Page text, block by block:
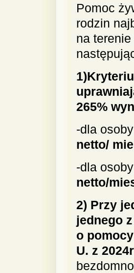
Pomoc
rodzin
na
265%
-dla
netto/
-dla
netto/
2) Przy
jednego
o
U. z